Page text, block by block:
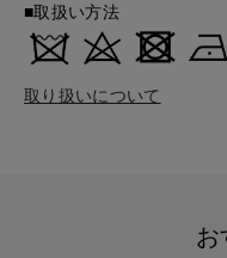
■取扱い方法
取り扱いについて
お